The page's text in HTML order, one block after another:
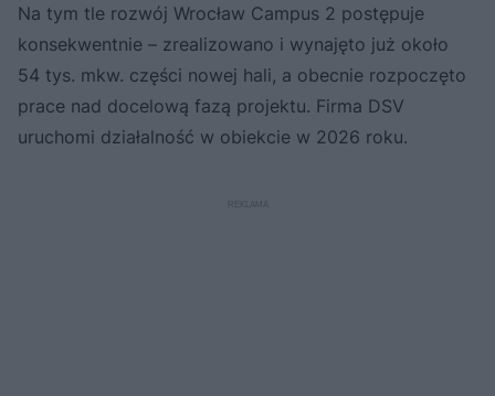
Na tym tle rozwój Wrocław Campus 2 postępuje
konsekwentnie – zrealizowano i wynajęto już około
54 tys. mkw. części nowej hali, a obecnie rozpoczęto
prace nad docelową fazą projektu. Firma DSV
uruchomi działalność w obiekcie w 2026 roku.